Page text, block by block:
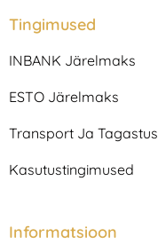
a
r
m
b
o
Tingimused
INBANK Järelmaks
ESTO Järelmaks
Transport Ja Tagastus
Kasutustingimused
Informatsioon